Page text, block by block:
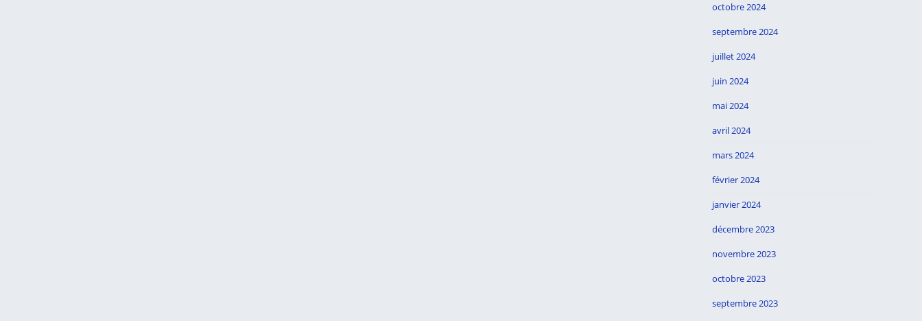
octobre 2024
septembre 2024
juillet 2024
juin 2024
mai 2024
avril 2024
mars 2024
février 2024
janvier 2024
décembre 2023
novembre 2023
octobre 2023
septembre 2023